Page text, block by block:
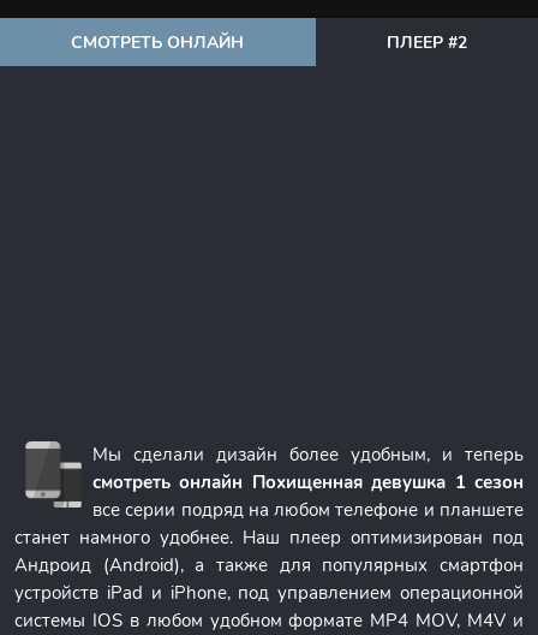
СМОТРЕТЬ ОНЛАЙН ПЛЕЕР #2
Мы сделали дизайн более удобным, и теперь
смотреть онлайн Похищенная девушка 1 сезон
все серии подряд на любом телефоне и планшете
станет намного удобнее. Наш плеер оптимизирован под
Андроид (Android), а также для популярных смартфон
устройств iPad и iPhone, под управлением операционной
системы IOS в любом удобном формате MP4 MOV, M4V и